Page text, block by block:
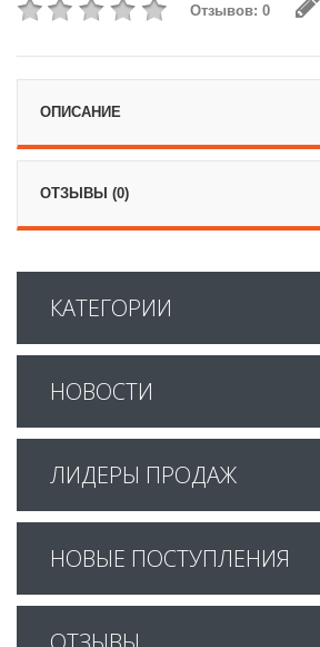
Отзывов: 0
ОПИСАНИЕ
ОТЗЫВЫ (0)
КАТЕГОРИИ
НОВОСТИ
ЛИДЕРЫ ПРОДАЖ
НОВЫЕ ПОСТУПЛЕНИЯ